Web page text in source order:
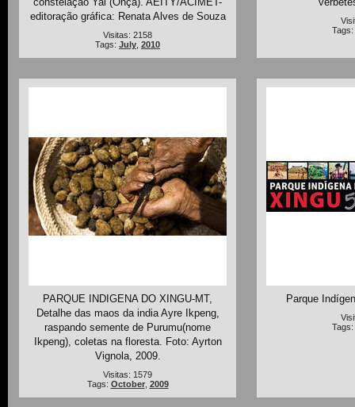
editoração gráfica: Renata Alves de Souza
Visitas: 2158
Tags: July 2010
Tags:
PARQUE INDIGENA DO XINGU-MT,
Detalhe das maos da india Ayre Ikpeng,
raspando semente de Purumu(nome
Ikpeng), coletas na floresta. Foto: Ayrton
Vignola, 2009.
Visitas: 1579
Tags: October, 2009
Parque
Tags: